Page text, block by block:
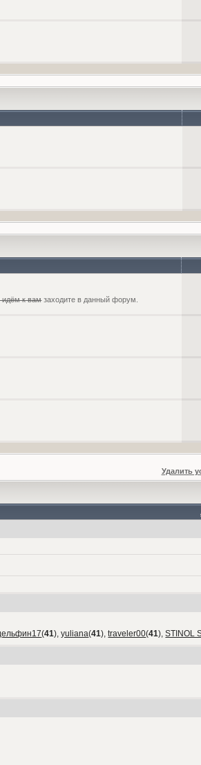
к вамзаходите в данный форум.
Удалить
(41),yuliana(41),traveler00(41),STINOL